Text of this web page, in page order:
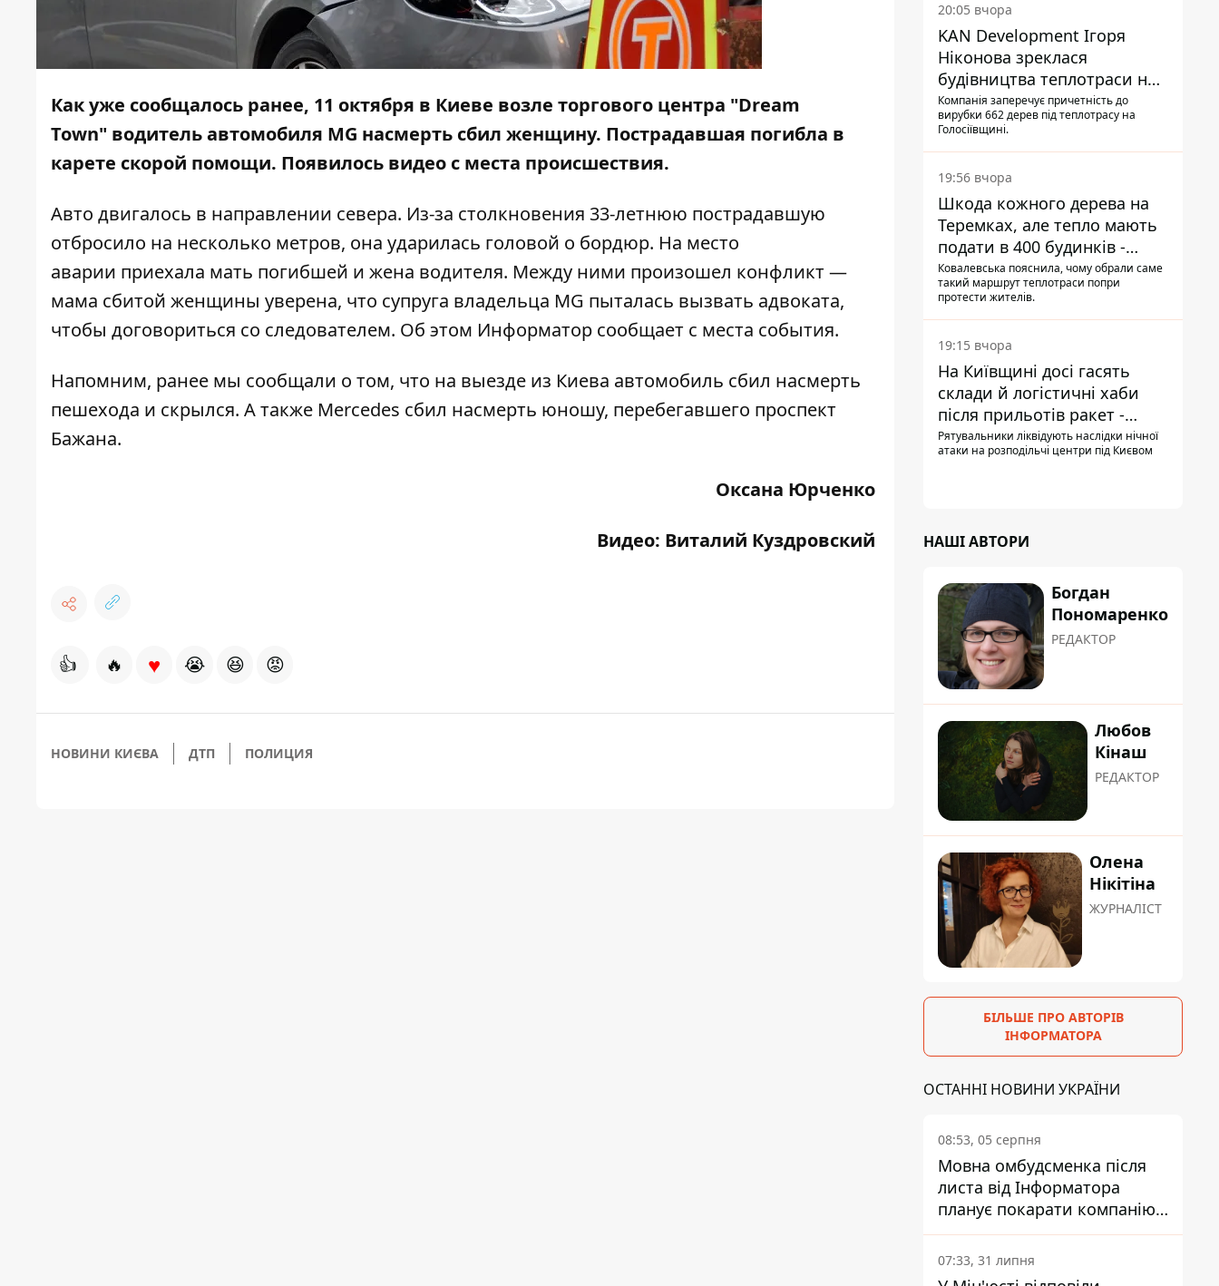
Как уже сообщалось ранее, 11 октября в Киеве возле торгового центра "Dream
Town" водитель автомобиля MG насмерть сбил женщину. Пострадавшая погибла в
карете скорой помощи. Появилось видео с места происшествия.
Авто двигалось в направлении севера. Из-за столкновения 33-летнюю пострадавшую
отбросило на несколько метров, она ударилась головой о бордюр. На место
аварии приехала мать погибшей и жена водителя. Между ними произошел конфликт —
мама сбитой женщины уверена, что супруга владельца MG пыталась вызвать адвоката,
чтобы договориться со следователем. Об этом Информатор сообщает с места события.
Напомним, ранее мы сообщали о том, что на выезде из Киева автомобиль сбил насмерть
пешехода и скрылся. А также Merсedes сбил насмерть юношу, перебегавшего проспект
Бажана.
Оксана Юрченко
Видео: Виталий Куздровский
👍 🔥 ♥ 😭 😆 😡
НОВИНИ КИЄВА ДТП ПОЛИЦИЯ
20:05 вчора
KAN Development Ігоря
Ніконова зреклася
будівництва теплотраси на
Теремках
Компанія заперечує причетність до
вирубки 662 дерев під теплотрасу на
Голосіївщині.
19:56 вчора
Шкода кожного дерева на
Теремках, але тепло мають
подати в 400 будинків -
депутатка Київради
Ковалевська пояснила, чому обрали саме
такий маршрут теплотраси попри
протести жителів.
19:15 вчора
На Київщині досі гасять
склади й логістичні хаби
після прильотів ракет -
ДСНС
Рятувальники ліквідують наслідки нічної
атаки на розподільчі центри під Києвом
НАШІ АВТОРИ
Богдан
Пономаренко
РЕДАКТОР
Любов
Кінаш
РЕДАКТОР
Олена
Нікітіна
ЖУРНАЛІСТ
БІЛЬШЕ ПРО АВТОРІВ
ІНФОРМАТОРА
ОСТАННІ НОВИНИ УКРАЇНИ
08:53, 05 серпня
Мовна омбудсменка після
листа від Інформатора
планує покарати компанію-
підрядника ПриватБанку
07:33, 31 липня